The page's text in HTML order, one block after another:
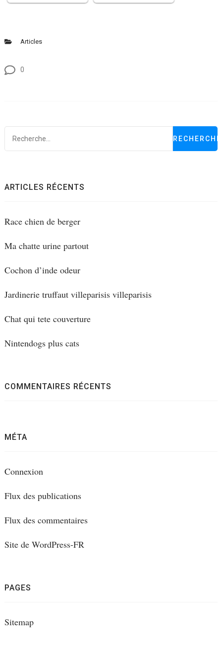
Articles
0
ARTICLES RÉCENTS
Race chien de berger
Ma chatte urine partout
Cochon d’inde odeur
Jardinerie truffaut villeparisis villeparisis
Chat qui tete couverture
Nintendogs plus cats
COMMENTAIRES RÉCENTS
MÉTA
Connexion
Flux des publications
Flux des commentaires
Site de WordPress-FR
PAGES
Sitemap